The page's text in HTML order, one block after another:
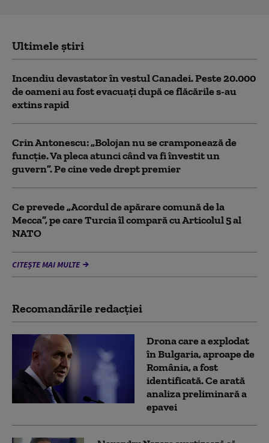
Ultimele știri
Incendiu devastator în vestul Canadei. Peste 20.000
de oameni au fost evacuați după ce flăcările s-au
extins rapid
Crin Antonescu: „Bolojan nu se cramponează de
funcție. Va pleca atunci când va fi învestit un
guvern”. Pe cine vede drept premier
Ce prevede „Acordul de apărare comună de la
Mecca”, pe care Turcia îl compară cu Articolul 5 al
NATO
CITEȘTE MAI MULTE
Recomandările redacţiei
Drona care a explodat
în Bulgaria, aproape de
România, a fost
identificată. Ce arată
analiza preliminară a
epavei